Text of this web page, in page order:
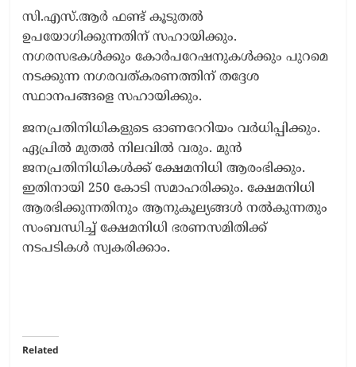
സി.എസ്.ആർ ഫണ്ട് കൂടുതൽ
ഉപയോഗിക്കുന്നതിന് സഹായിക്കും.
നഗരസഭകൾക്കും കോർപറേഷനുകൾക്കും പുറമെ
നടക്കുന്ന നഗരവത്കരണത്തിന് തദ്ദേശ
സ്ഥാനപങ്ങളെ സഹായിക്കും.
ജനപ്രതിനിധികളുടെ ഓണറേറിയം വർധിപ്പിക്കും.
ഏപ്രിൽ മുതൽ നിലവിൽ വരും. മുൻ
ജനപ്രതിനിധികൾക്ക് ക്ഷേമനിധി ആരംഭിക്കും.
ഇതിനായി 250 കോടി സമാഹരിക്കും. ക്ഷേമനിധി
ആരഭിക്കുന്നതിനും ആനുകൂല്യങ്ങൾ നൽകുന്നതും
സംബന്ധിച്ച് ക്ഷേമനിധി ഭരണസമിതിക്ക്
നടപടികൾ സ്വകരിക്കാം.
Related